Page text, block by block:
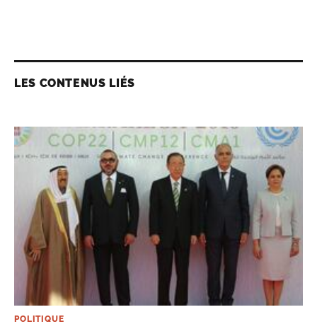
LES CONTENUS LIÉS
POLITIQUE